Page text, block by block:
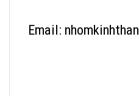
Email: